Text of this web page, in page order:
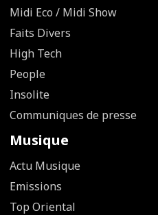
Midi Eco / Midi Show
Faits Divers
High Tech
People
Insolite
Communiques de presse
Musique
Actu Musique
Emissions
Top Oriental